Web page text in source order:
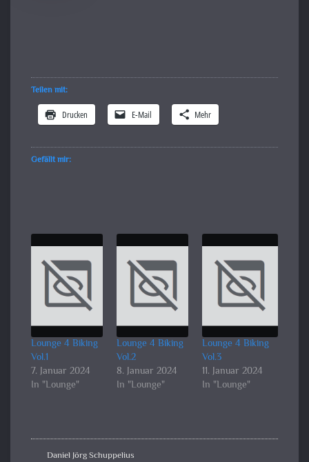
Teilen mit:
Drucken E-Mail Mehr
Gefällt mir:
Lounge 4 Biking
Vol.1
7. Januar 2024
In "Lounge"
Lounge 4 Biking
Vol.2
8. Januar 2024
In "Lounge"
Lounge 4 Biking
Vol.3
11. Januar 2024
In "Lounge"
Daniel Jörg Schuppelius